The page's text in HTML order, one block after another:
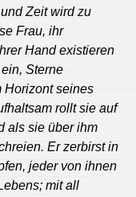
Zeit wird zu
Frau, ihr
Hand existieren
Sterne
Horizont seines
rollt sie auf
als sie über ihm
Er zerbirst in
jeder von ihnen
mit all